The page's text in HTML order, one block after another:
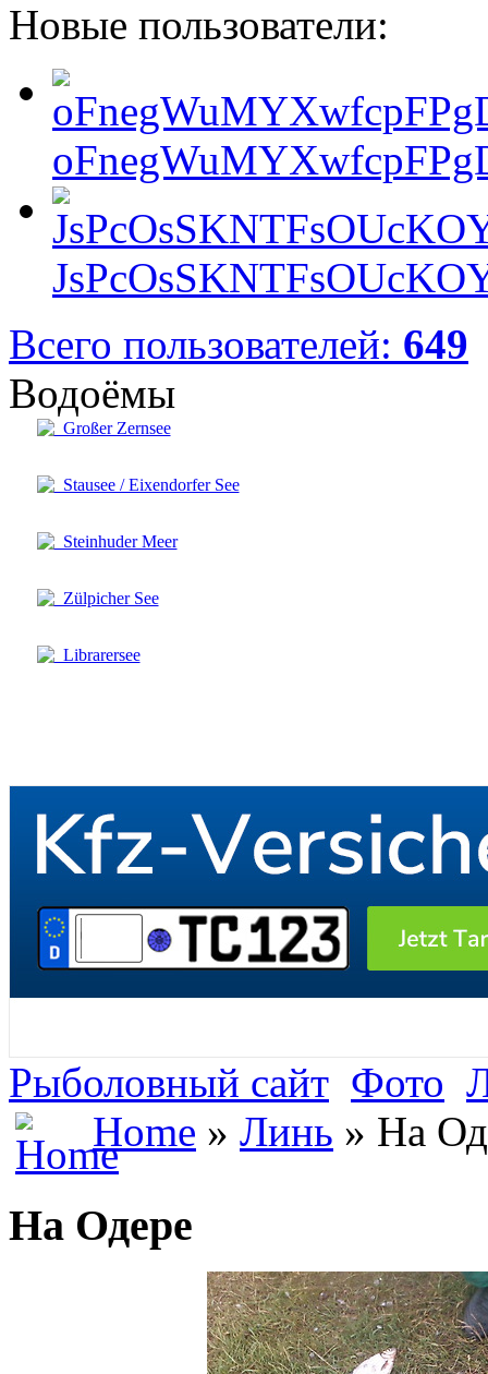
Новые пользователи:
Всего пользователей: 649
Водоёмы
Großer Zernsee
Stausee / Eixendorfer See
Steinhuder Meer
Zülpicher See
Librarersee
Рыболовный сайт Фото
Home » Линь » На
На Одере